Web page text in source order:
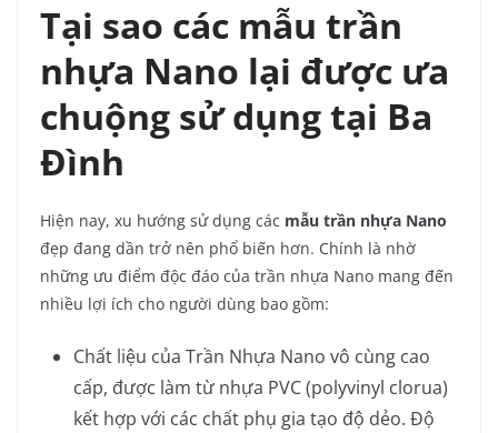
Tại sao các mẫu trần
nhựa Nano lại được ưa
chuộng sử dụng tại Ba
Đình
Hiện nay, xu hướng sử dụng các mẫu trần nhựa Nano
đẹp đang dần trở nên phổ biến hơn. Chính là nhờ
những ưu điểm độc đáo của trần nhựa Nano mang đến
nhiều lợi ích cho người dùng bao gồm:
Chất liệu của Trần Nhựa Nano vô cùng cao
cấp, được làm từ nhựa PVC (polyvinyl clorua)
kết hợp với các chất phụ gia tạo độ dẻo. Độ